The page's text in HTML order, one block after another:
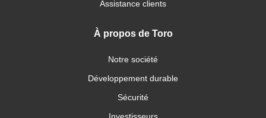
Assistance clients
À propos de Toro
Notre société
Développement durable
Sécurité